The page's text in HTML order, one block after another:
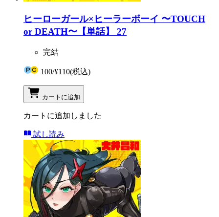
ヒーローガール×ヒーラーボーイ 〜TOUCH
or DEATH〜【単話】 27
完結
100/¥110(税込)
カートに追加
カートに追加しました
試し読み